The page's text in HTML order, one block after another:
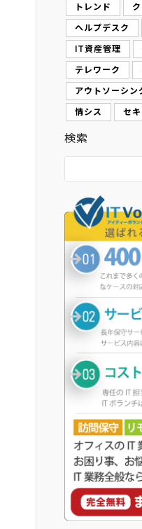
トレンド
ヘルプデスク
IT資産管理
テレワーク
アウトソーシン
情シス
セ
検索